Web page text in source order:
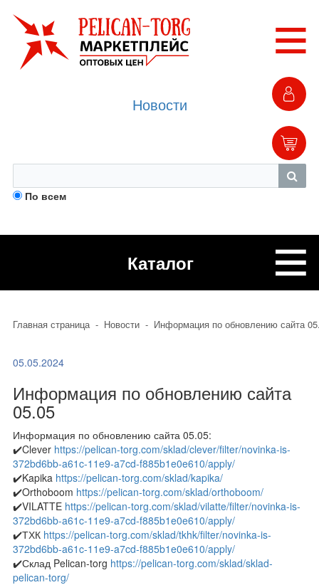
По всем
Новости
Каталог
Главная страница - Новости - Информация по обновлению сайта
05.05.2024
Информация по обновлению сайта
05.05
Информация по обновлению сайта 05.05:
✔️Clever https://pelican-torg.com/sklad/clever/filter/novinka-is-
372bd6bb-a61c-11e9-a7cd-f885b1e0e610/apply/
✔️Kapika https://pelican-torg.com/sklad/kapika/
✔️Orthoboom https://pelican-torg.com/sklad/orthoboom/
✔️VILATTE https://pelican-torg.com/sklad/vilatte/filter/novinka-is-
372bd6bb-a61c-11e9-a7cd-f885b1e0e610/apply/
✔️ТХК https://pelican-torg.com/sklad/tkhk/filter/novinka-is-
372bd6bb-a61c-11e9-a7cd-f885b1e0e610/apply/
✔️Склад Pelican-torg https://pelican-torg.com/sklad/sklad-
pelican-torg/